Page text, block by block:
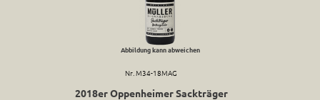
Abbildung kann abweichen
Nr. M34-18MAG
2018er Oppenheimer Sackträger